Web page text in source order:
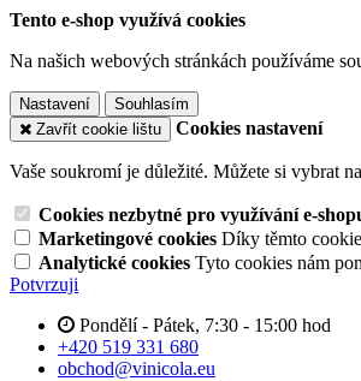
Tento e-shop využívá cookies
Na našich webových stránkách používáme
Nastavení
Souhlasím
Zavřít cookie lištu
Cookies nastavení
Vaše soukromí je důležité. Můžete si vybrat
Cookies nezbytné pro využívání e-
Marketingové cookies Díky těmto
Analytické cookies Tyto cookies nám
Potvrzuji
Pondělí - Pátek, 7:30 - 15:00 hod
+420 519 331 680
obchod@vinicola.eu